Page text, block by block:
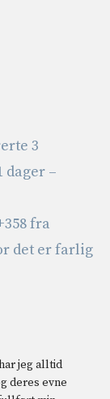
3
–
fra
det er farlig
jeg alltid
deres evne